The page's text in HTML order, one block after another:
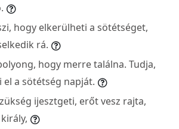
hogy elkerülheti a sötétséget,
rá.
hogy merre találna. Tudja,
a sötétség napját.
ijesztgeti, erőt vesz rajta,